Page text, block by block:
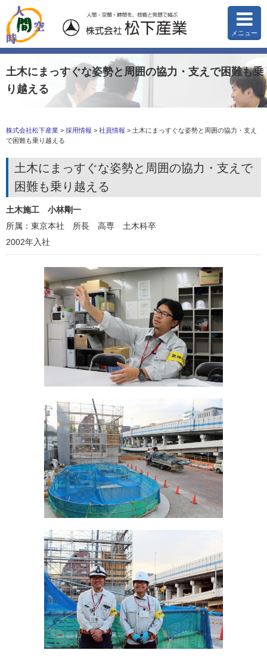
メニュー
土木にまっすぐな姿勢と周囲の協力・支えで困難も乗
り越える
株式会社松下産業 > 採用情報 > 社員情報 > 土木にまっすぐな姿勢と周囲の協力・支え
で困難も乗り越える
土木にまっすぐな姿勢と周囲の協力・支えで
困難も乗り越える
土木施工
小林剛一
所属：東京本社 所長
高専 土木科卒
2002年入社